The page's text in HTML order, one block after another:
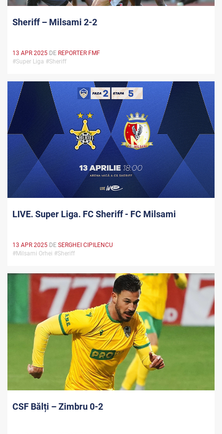
Sheriff – Milsami 2-2
13 APR 2025 DE REPORTER FMF
#Super Liga #Sheriff
LIVE. Super Liga. FC Sheriff - FC Milsami
13 APR 2025 DE SERGHEI CIPILENCU
#Milsami Orhei #Sheriff
CSF Bălți – Zimbru 0-2